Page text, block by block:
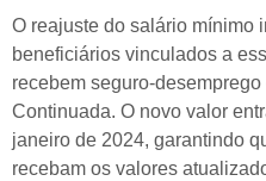
O reajuste do salário mínimo
beneficiários vinculados a
recebem seguro-
Continuada. O novo valor
janeiro de 2024, garantindo
recebam os valores